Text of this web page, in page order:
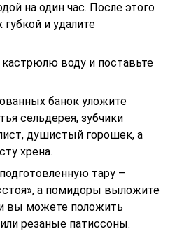
на один час. После этого
и удалите
воду и поставьте
банок уложите
сельдерея, зубчики
душистый горошек, а
хрена.
тару –
а помидоры выложите
вы можете положить
резаные патиссоны.